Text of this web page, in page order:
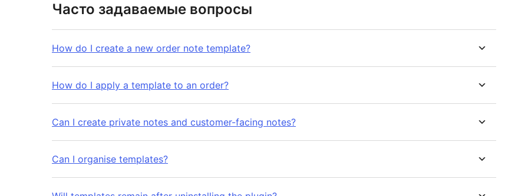
Часто задаваемые вопросы
How do I create a new order note template?
How do I apply a template to an order?
Can I create private notes and customer-facing notes?
Can I organise templates?